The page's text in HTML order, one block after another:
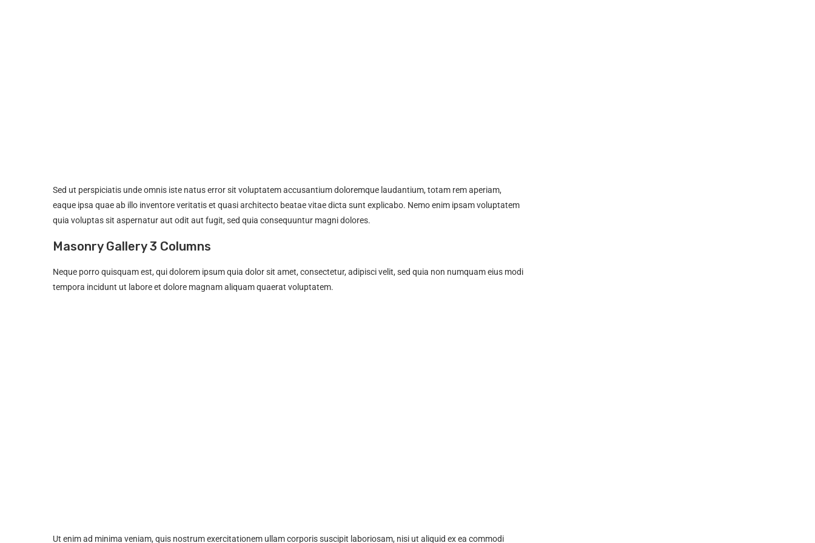
Sed ut perspiciatis unde omnis iste natus error sit voluptatem accusantium doloremque laudantium, totam rem aperiam,
eaque ipsa quae ab illo inventore veritatis et quasi architecto beatae vitae dicta sunt explicabo. Nemo enim ipsam voluptatem
quia voluptas sit aspernatur aut odit aut fugit, sed quia consequuntur magni dolores.
Masonry Gallery 3 Columns
Neque porro quisquam est, qui dolorem ipsum quia dolor sit amet, consectetur, adipisci velit, sed quia non numquam eius modi
tempora incidunt ut labore et dolore magnam aliquam quaerat voluptatem.
Ut enim ad minima veniam, quis nostrum exercitationem ullam corporis suscipit laboriosam, nisi ut aliquid ex ea commodi